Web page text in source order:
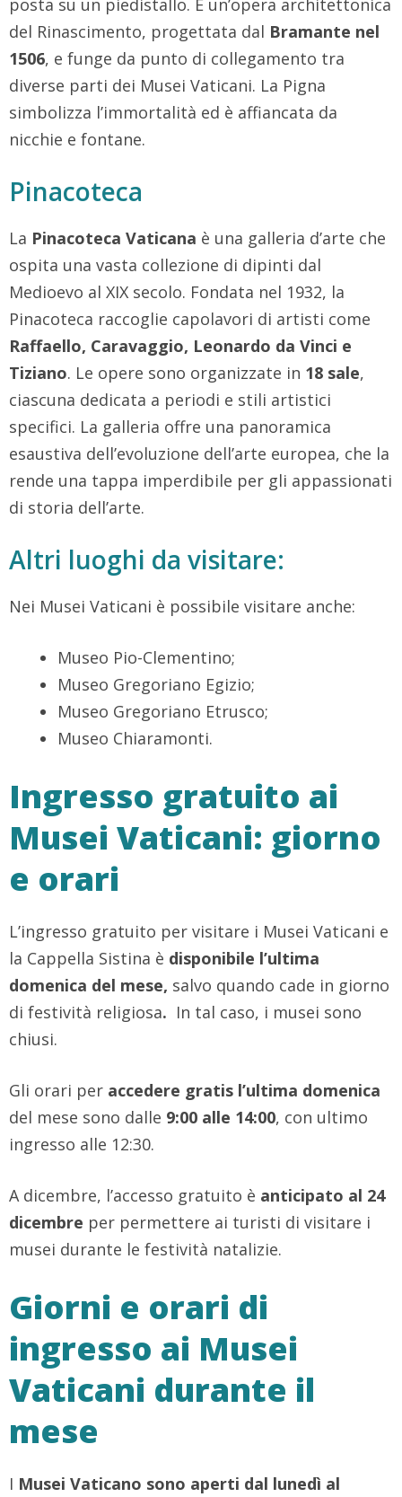
posta su un piedistallo. È un’opera architettonica
del Rinascimento, progettata dal Bramante nel
1506, e funge da punto di collegamento tra
diverse parti dei Musei Vaticani. La Pigna
simbolizza l’immortalità ed è affiancata da
nicchie e fontane.
Pinacoteca
La Pinacoteca Vaticana è una galleria d’arte che
ospita una vasta collezione di dipinti dal
Medioevo al XIX secolo. Fondata nel 1932, la
Pinacoteca raccoglie capolavori di artisti come
Raffaello, Caravaggio, Leonardo da Vinci e
Tiziano. Le opere sono organizzate in 18 sale,
ciascuna dedicata a periodi e stili artistici
specifici. La galleria offre una panoramica
esaustiva dell’evoluzione dell’arte europea, che la
rende una tappa imperdibile per gli appassionati
di storia dell’arte.
Altri luoghi da visitare:
Nei Musei Vaticani è possibile visitare anche:
Museo Pio-Clementino;
Museo Gregoriano Egizio;
Museo Gregoriano Etrusco;
Museo Chiaramonti.
Ingresso gratuito ai
Musei Vaticani: giorno
e orari
L’ingresso gratuito per visitare i Musei Vaticani e
la Cappella Sistina è disponibile l’ultima
domenica del mese, salvo quando cade in giorno
di festività religiosa. In tal caso, i musei sono
chiusi.
Gli orari per accedere gratis l’ultima domenica
del mese sono dalle 9:00 alle 14:00, con ultimo
ingresso alle 12:30.
A dicembre, l’accesso gratuito è anticipato al 24
dicembre per permettere ai turisti di visitare i
musei durante le festività natalizie.
Giorni e orari di
ingresso ai Musei
Vaticani durante il
mese
I Musei Vaticano sono aperti dal lunedì al